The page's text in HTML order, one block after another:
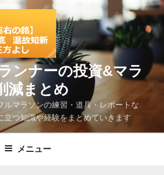
ンナーの投資&マラ
減まとめ
ルマラソンの練習・道具・レポートな
立つ知識や経験をまとめていきます
メニュー